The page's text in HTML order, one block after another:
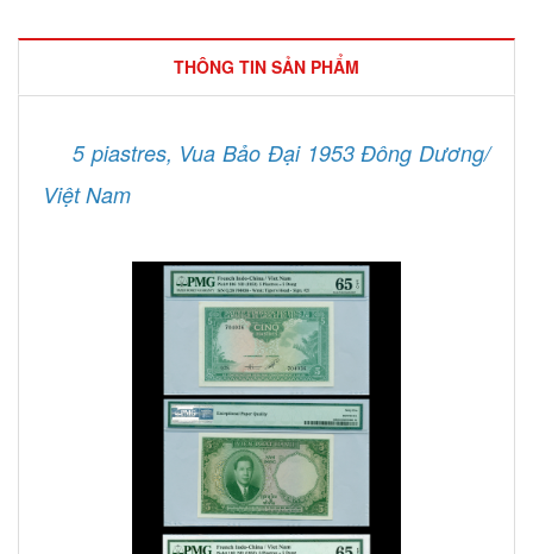
THÔNG TIN SẢN PHẨM
5 piastres, Vua Bảo Đại 1953 Đông Dương/
Việt Nam